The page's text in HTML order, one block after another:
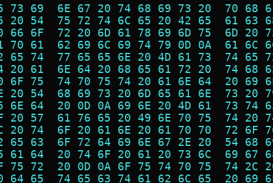
73 69  6E 67 20 74 68 69 73 20  70
20 54  75 72 74 6C 65 20 42 65  61
66 6F  72 20 6D 61 78 69 6D 75  6D
70 61  62 69 6C 69 74 79 0D 0A  61
65 74  77 65 65 6E 20 4D 61 73  74
20 61  6E 64 20 68 65 61 72 20  74
6F 75  74 70 75 74 20 61 6E 64  20
20 54  68 69 73 20 6D 65 61 6E  73
6E 64  20 0D 0A 69 6E 20 4D 61  73
20 57  61 76 65 20 49 6E 70 75  74
20 74  6F 20 61 6E 20 61 70 70  72
65 63  6F 72 64 69 6E 67 2E 20  54
61 64  20 74 6F 20 61 20 73 6C  69
75 72  20 0D 0A 6F 75 74 70 75  74
64 65  74 65 63 74 61 62 6C 65  20